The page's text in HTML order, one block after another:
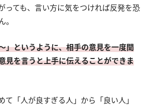
っても、言い方に気をつければ反発を恐
。
」というように、相手の意見を一度聞
見を言うと上手に伝えることができま
て「人が良すぎる人」から「良い人」